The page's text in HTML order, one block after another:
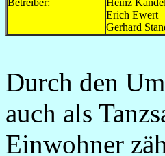
Betreiber:
Heinz
Erich
Gerhard
Durch den
auch als
Einwohner